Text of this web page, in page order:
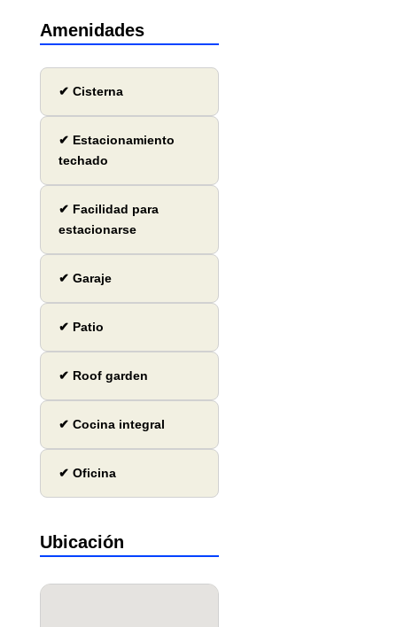
Amenidades
✔ Cisterna
✔ Estacionamiento
techado
✔ Facilidad para
estacionarse
✔ Garaje
✔ Patio
✔ Roof garden
✔ Cocina integral
✔ Oficina
Ubicación